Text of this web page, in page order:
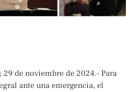
de noviembre de 2024.- Para
ante una emergencia, el